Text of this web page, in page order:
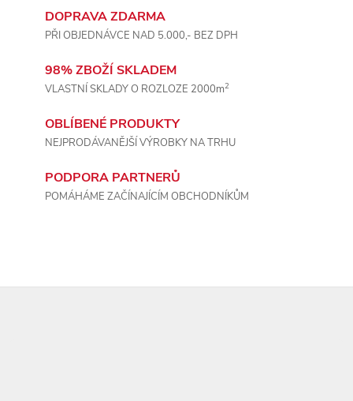
DOPRAVA ZDARMA
PŘI OBJEDNÁVCE NAD 5.000,- BEZ DPH
98% ZBOŽÍ SKLADEM
VLASTNÍ SKLADY O ROZLOZE 2000m2
OBLÍBENÉ PRODUKTY
NEJPRODÁVANĚJŠÍ VÝROBKY NA TRHU
PODPORA PARTNERŮ
POMÁHÁME ZAČÍNAJÍCÍM OBCHODNÍKŮM